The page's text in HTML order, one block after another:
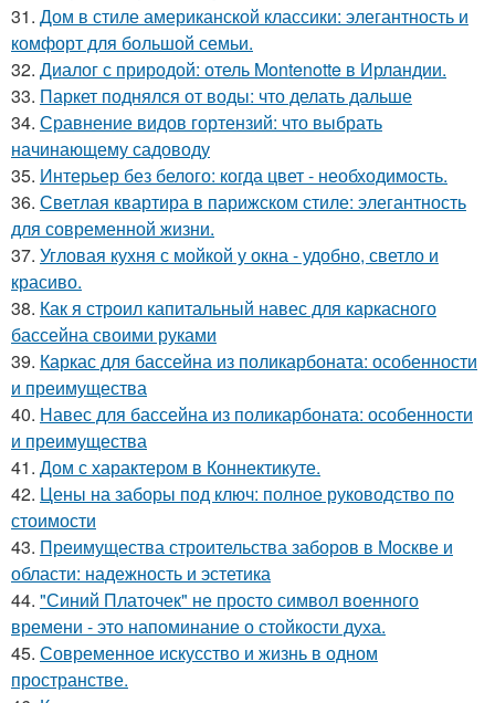
31. Дом в стиле американской классики: элегантность и
комфорт для большой семьи.
32. Диалог с природой: отель Montenotte в Ирландии.
33. Паркет поднялся от воды: что делать дальше
34. Сравнение видов гортензий: что выбрать
начинающему садоводу
35. Интерьер без белого: когда цвет - необходимость.
36. Светлая квартира в парижском стиле: элегантность
для современной жизни.
37. Угловая кухня с мойкой у окна - удобно, светло и
красиво.
38. Как я строил капитальный навес для каркасного
бассейна своими руками
39. Каркас для бассейна из поликарбоната: особенности
и преимущества
40. Навес для бассейна из поликарбоната: особенности
и преимущества
41. Дом с характером в Коннектикуте.
42. Цены на заборы под ключ: полное руководство по
стоимости
43. Преимущества строительства заборов в Москве и
области: надежность и эстетика
44. "Синий Платочек" не просто символ военного
времени - это напоминание о стойкости духа.
45. Современное искусство и жизнь в одном
пространстве.